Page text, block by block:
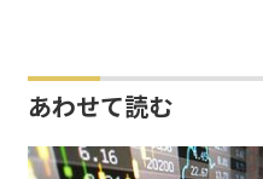
あわせて読む